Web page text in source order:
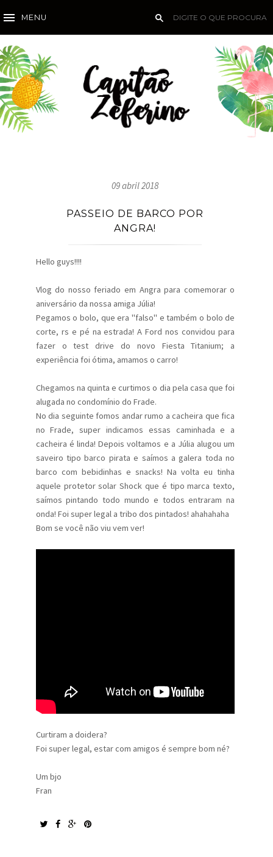
MENU
09 abril 2018
PASSEIO DE BARCO POR
ANGRA!
Hello guys!!!!
Vlog do nosso feriado em Angra para comemorar o
aniversário da nossa amiga Júlia!
Pegamos o bolo, que era "falso" e também o bolo de
corte, rs e pé na estrada! A Ford nos convidou para
fazer o test drive do novo Fiesta Titanium; a
experiência foi ótima, amamos o carro!
Chegamos na quinta e curtimos o dia pela casa que foi
alugada no condomínio do Frade.
No dia seguinte fomos andar rumo a cacheira que fica
no Frade, super indicamos essas caminhada e a
cacheira é linda! Depois voltamos e a Júlia alugou um
saveiro tipo barco pirata e saímos a galera toda no
barco com bebidinhas e snacks! Na volta eu tinha
aquele protetor solar Shock que é tipo marca texto,
saímos pintando todo mundo e todos entraram na
onda! Foi super legal a tribo dos pintados! ahahahaha
Bom se você não viu vem ver!
Curtiram a doidera?
Foi super legal, estar com amigos é sempre bom né?
Um bjo
Fran